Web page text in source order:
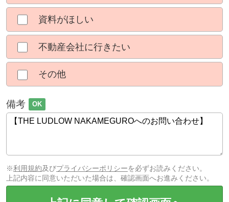
資料がほしい
不動産会社に行きたい
その他
備考 OK
※利用規約及びプライバシーポリシーを必ずお読みください。
上記内容に同意いただいた場合は、確認画面へお進みください。